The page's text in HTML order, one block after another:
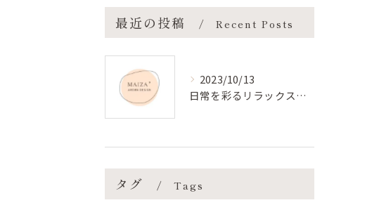
最近の投稿 Recent Posts
2023/10/13
日常を彩るリラックスの香り
タグ Tags